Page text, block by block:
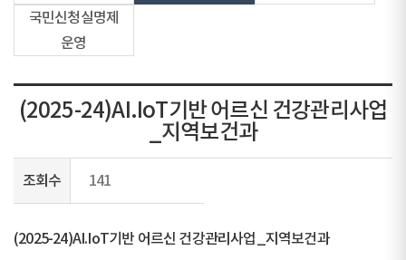
국민신청실명제
운영
(2025-24)AI.IoT기반 어르신 건강관리사업
_지역보건과
조회수 141
(2025-24)AI.IoT기반 어르신 건강관리사업_지역보건과